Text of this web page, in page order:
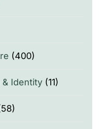
(400)
& Identity (11)